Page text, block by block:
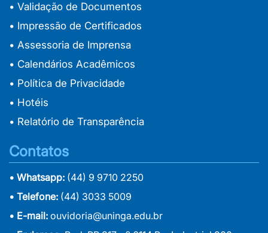
• Validação de Documentos
• Impressão de Certificados
• Assessoria de Imprensa
• Calendários Acadêmicos
• Política de Privacidade
• Hotéis
• Relatório de Transparência
Contatos
• Whatsapp: (44) 9 9710 2250
• Telefone: (44) 3033 5009
• E-mail: ouvidoria@uninga.edu.br